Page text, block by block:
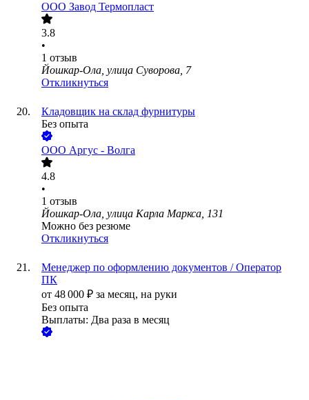
ООО Завод Термопласт
3.8
•
1 отзыв
Йошкар-Ола, улица Суворова, 7
Откликнуться
Кладовщик на склад фурнитуры
Без опыта
ООО Аргус - Волга
4.8
•
1 отзыв
Йошкар-Ола, улица Карла Маркса, 131
Можно без резюме
Откликнуться
Менеджер по оформлению документов / Оператор
ПК
от 48 000 ₽ за месяц, на руки
Без опыта
Выплаты: Два раза в месяц